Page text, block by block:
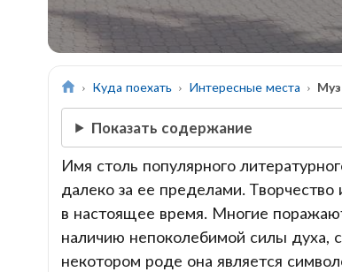
Куда поехать Интересные места
Показать содержание
Имя столь популярного
далеко за ее пределами.
в настоящее время. Многие
наличию непоколебимой силы духа,
некотором роде она является